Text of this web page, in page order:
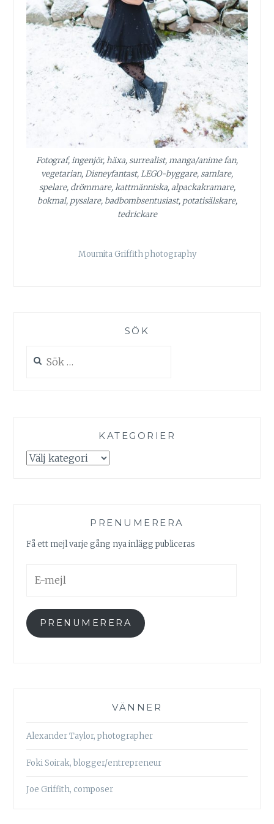
Fotograf, ingenjör, häxa, surrealist, manga/anime fan,
vegetarian, Disneyfantast, LEGO-byggare, samlare,
spelare, drömmare, kattmänniska, alpackakramare,
bokmal, pysslare, badbombsentusiast, potatisälskare,
tedrickare
Moumita Griffith photography
SÖK
efter:
KATEGORIER
Kategorier
PRENUMERERA
Få ett mejl varje gång nya inlägg publiceras
mejl
PRENUMERERA
VÄNNER
Alexander Taylor, photographer
Foki Soirak, blogger/entrepreneur
Joe Griffith, composer